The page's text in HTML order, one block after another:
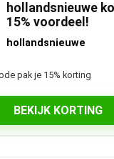
hollandsnieuwe
15% voordeel!
hollandsnieuwe
pak je 15% korting
BEKIJK KORTING